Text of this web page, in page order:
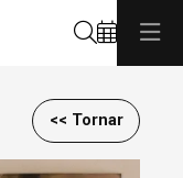
<< Tornar